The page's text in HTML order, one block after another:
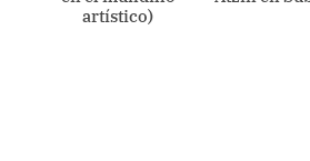
artístico)